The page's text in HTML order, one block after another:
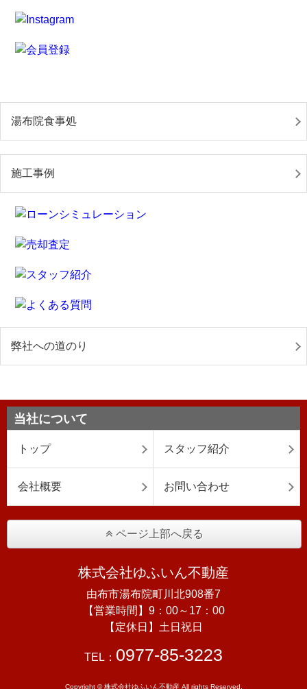
湯布院食事処
施工事例
弊社への道のり
当社について
トップ スタッフ紹介
会社概要 お問い合わせ
ページ上部へ戻る
株式会社ゆふいん不動産
由布市湯布院町川北908番7
【営業時間】9：00～17：00
【定休日】土日祝日
TEL： 0977-85-3223
Copyright © 株式会社ゆふいん不動産 All rights Reserved.